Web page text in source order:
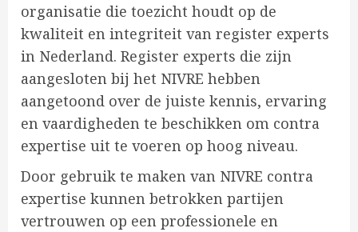
organisatie die toezicht houdt op de
kwaliteit en integriteit van register experts
in Nederland. Register experts die zijn
aangesloten bij het NIVRE hebben
aangetoond over de juiste kennis, ervaring
en vaardigheden te beschikken om contra
expertise uit te voeren op hoog niveau.
Door gebruik te maken van NIVRE contra
expertise kunnen betrokken partijen
vertrouwen op een professionele en